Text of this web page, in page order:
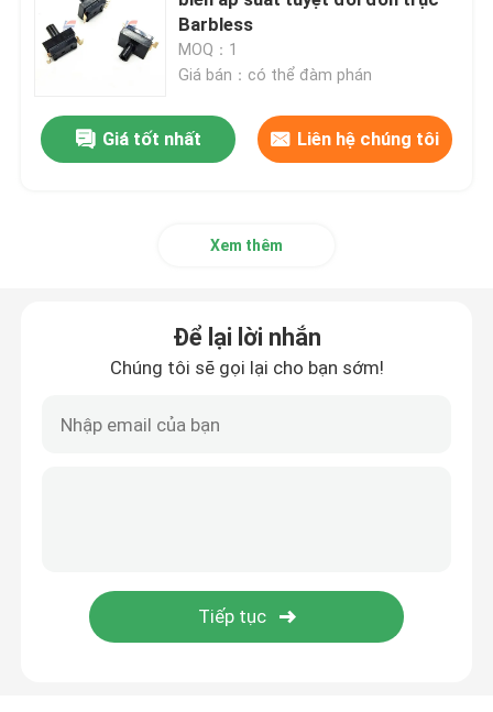
Cảm biến khí
Cảm biến Carbon Dioxide
Cảm biến nhiệt độ độ ẩm
Cảm biến quang điện hồng ngoại
Barbless
MOQ：1
Giá bán：có thể đàm phán
Giá tốt nhất Liên hệ chúng tôi
Xem thêm
Để lại lời nhắn
Chúng tôi sẽ gọi lại cho bạn sớm!